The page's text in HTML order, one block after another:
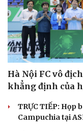
Du lịch
Tư vấn
Săn Tour
check-in
Hà Nội FC vô
khẳng định của
TRỰC TIẾP: Họp
Campuchia tại